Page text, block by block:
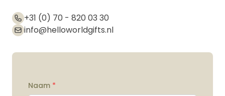
+31 (0) 70 - 820 03 30
info@helloworldgifts.nl
Naam *